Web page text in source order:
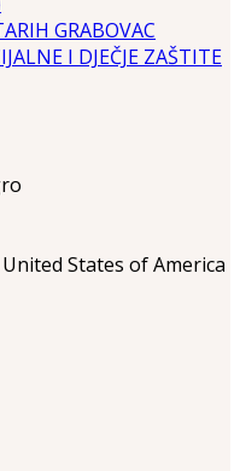
GRABOVAC
I DJEČJE ZAŠTITE
United States of America